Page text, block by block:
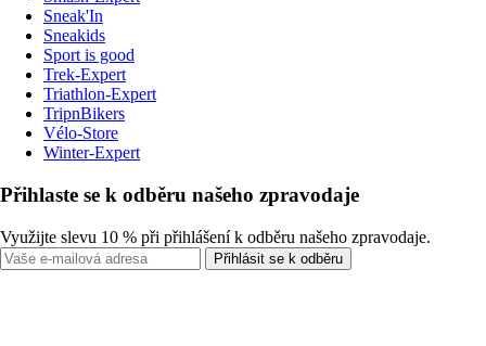
Sneak'In
Sneakids
Sport is good
Trek-Expert
Triathlon-Expert
TripnBikers
Vélo-Store
Winter-Expert
Přihlaste se k odběru našeho zpravodaje
Využijte slevu 10 % při přihlášení k odběru našeho zpravodaje.
Přihlásit se k odběru